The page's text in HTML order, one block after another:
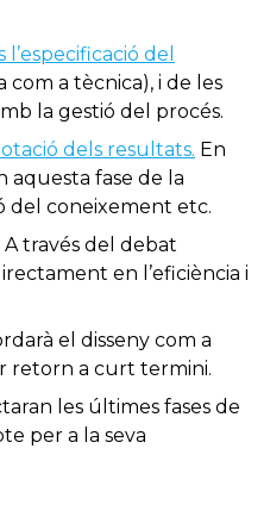
del
a tècnica), i de les
la gestió del procés.
dels resultats. En
aquesta fase de la
del coneixement etc.
través del debat
en l’eficiència i
el disseny com a
retorn a curt termini.
les últimes fases de
per a la seva